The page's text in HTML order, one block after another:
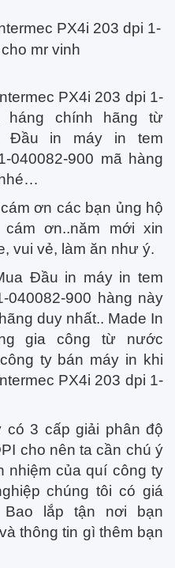
PX4i 203 dpi 1-
mr vinh
PX4i 203 dpi 1-
háng chính hãng từ
Đầu in máy in tem
040082-900 mã hàng
ơn các bạn ủng hộ
ơn..năm mới xin
vui vẻ, làm ăn như ý.
Đầu in máy in tem
040082-900 hàng này
duy nhất.. Made In
gia công từ nước
ty bán máy in khi
PX4i 203 dpi 1-
có 3 cấp giải phân độ
cho nên ta cần chú ý
nhiệm của quí công ty
chúng tôi có giá
lắp tận nơi bạn
thông tin gì thêm bạn